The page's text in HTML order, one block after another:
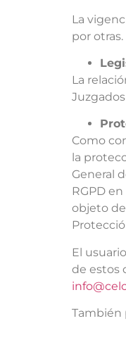
La
por otras.
La
Como
la
General
RGPD
objeto
El
de estos
También